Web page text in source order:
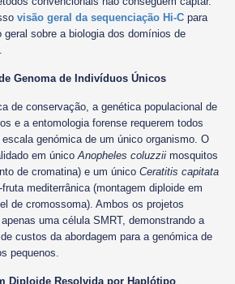
visão geral da sequenciação Hi-C para
geral sobre a biologia dos domínios de
Genoma de Indivíduos Únicos
de conservação, a genética populacional de
e a entomologia forense requerem todos
genómica de um único organismo. O
em únicoAnopheles coluzzii mosquitos
de cromatina) e um único Ceratitis capitata
fruta mediterrânica (montagem diploide em
de cromossoma). Ambos os projetos
uma célula SMRT, demonstrando a
custos da abordagem para a genómica de
pequenos.
Diploide Resolvida por Haplótipo